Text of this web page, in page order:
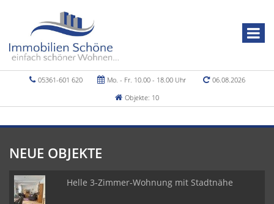
05361-601 620 Mo. - Fr. 10.00 - 18.00 Uhr
06.08.2026
Objekte: 10
NEUE OBJEKTE
Helle 3-Zimmer-Wohnung mit Stadtnähe